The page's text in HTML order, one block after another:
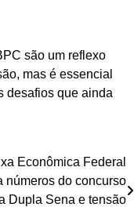
são um reflexo
mas é essencial
desafios que ainda
Econômica Federal
números do concurso
Dupla Sena e tensão